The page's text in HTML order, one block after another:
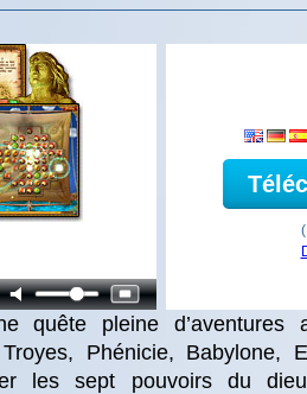
quête pleine d’aventures
Phénicie, Babylone,
les sept pouvoirs du